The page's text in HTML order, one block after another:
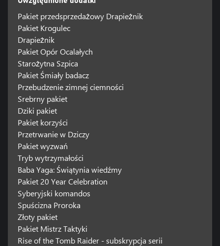
Pakiet przedsprzedażowy Drapieżnik
Pakiet Krogulec
Drapieżnik
Pakiet Opór Ocalałych
Starożytna Szpica
Pakiet Śmiały badacz
Przebudzenie zimnej ciemności
Srebrny pakiet
Dziki pakiet
Pakiet korzyści
Przetrwanie w Dziczy
Pakiet wyzwań
Tryb wytrzymałości
Baba Yaga: Świątynia wiedźmy
Pakiet 20 Year Celebration
Syberyjski komandos
Spuścizna Proroka
Złoty pakiet
Pakiet Mistrz Taktyki
Rise of the Tomb Raider - subskrypcja serii